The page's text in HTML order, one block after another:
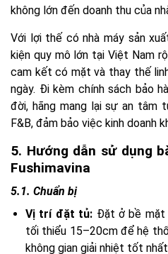
không lớn đến doanh thu của
Với lợi thế có nhà máy sản
kiện quy mô lớn tại Việt Nam
cam kết có mặt và thay thế
ngày. Đi kèm chính sách bảo
đời, hãng mang lại sự an tâm
F&B, đảm bảo việc kinh doanh
5. Hướng dẫn sử dụng
Fushimavina
5.1. Chuẩn bị
Vị trí đặt tủ: Đặt ở bề mặt
tối thiểu 15–20cm để hệ
không gian giải nhiệt tốt